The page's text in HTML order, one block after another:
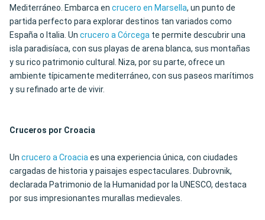
Mediterráneo. Embarca en crucero en Marsella, un punto de
partida perfecto para explorar destinos tan variados como
España o Italia. Un crucero a Córcega te permite descubrir una
isla paradisíaca, con sus playas de arena blanca, sus montañas
y su rico patrimonio cultural. Niza, por su parte, ofrece un
ambiente típicamente mediterráneo, con sus paseos marítimos
y su refinado arte de vivir.
Cruceros por Croacia
Un crucero a Croaciaes una experiencia única, con ciudades
cargadas de historia y paisajes espectaculares. Dubrovnik,
declarada Patrimonio de la Humanidad por la UNESCO, destaca
por sus impresionantes murallas medievales.